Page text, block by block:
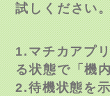
試しください
1.マチカアプ
る状態で「機
2.待機状態を